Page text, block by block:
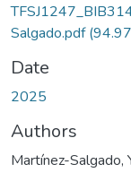
Salgado.pdf
Date
2025
Authors
Martínez-Salgado,